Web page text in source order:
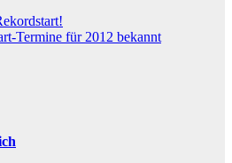
Termine für 2012 bekannt